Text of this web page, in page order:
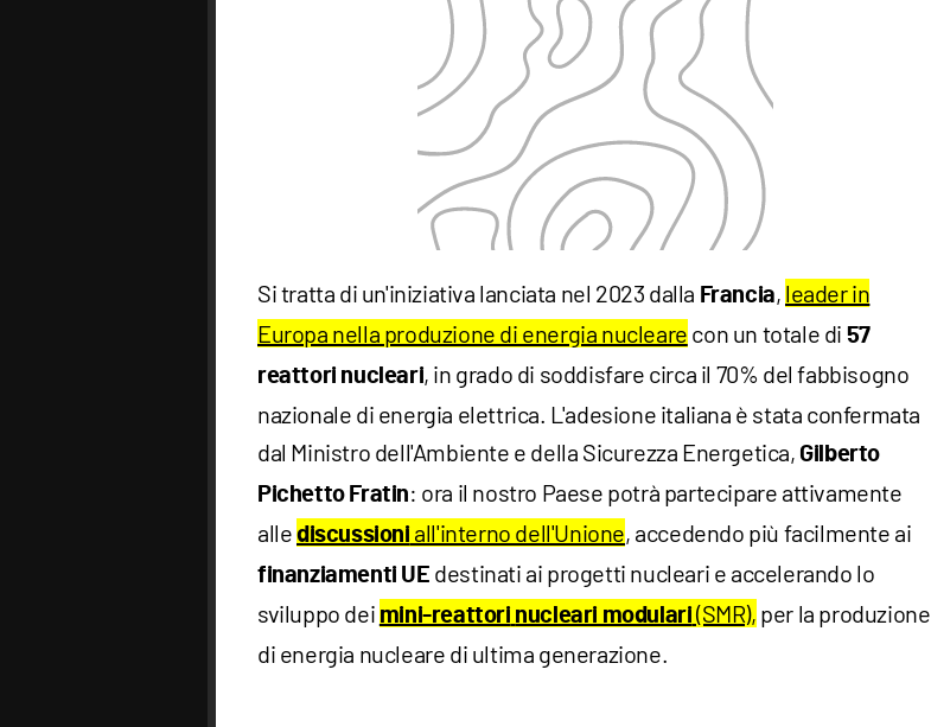
Si tratta di un'iniziativa lanciata nel 2023 dalla Francia, leader in
Europa nella produzione di energia nucleare con un totale di 57
reattori nucleari, in grado di soddisfare circa il 70% del fabbisogno
nazionale di energia elettrica. L'adesione italiana è stata confermata
dal Ministro dell'Ambiente e della Sicurezza Energetica, Gilberto
Pichetto Fratin: ora il nostro Paese potrà partecipare attivamente
alle discussioni all'interno dell'Unione, accedendo più facilmente ai
finanziamenti UE destinati ai progetti nucleari e accelerando lo
sviluppo dei mini-reattori nucleari modulari (SMR), per la produzione
di energia nucleare di ultima generazione.